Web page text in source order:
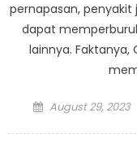
pernapasan, penyakit
dapat
lainnya. Faktanya,
Posted
August 29, 2023